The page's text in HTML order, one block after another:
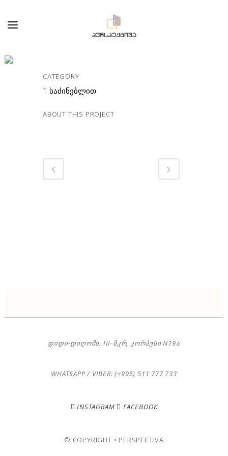
3 • ᲑᲘᲜᲐ №52
CATEGORY
1 საძინებლით
ABOUT THIS PROJECT
ᲓᲘᲓᲘ-ᲓᲘᲦᲝᲛᲘ, III-ᲛᲙᲠ, ᲙᲝᲠᲞᲣᲡᲘ N19Ა
WHATSAPP / VIBER: (+995) 511 777 733
INSTAGRAM FACEBOOK
© COPYRIGHT • PERSPECTIVA